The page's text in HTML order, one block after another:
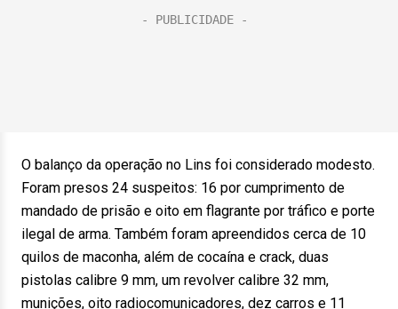
O balanço da operação no Lins foi considerado modesto.
Foram presos 24 suspeitos: 16 por cumprimento de
mandado de prisão e oito em flagrante por tráfico e porte
ilegal de arma. Também foram apreendidos cerca de 10
quilos de maconha, além de cocaína e crack, duas
pistolas calibre 9 mm, um revolver calibre 32 mm,
munições, oito radiocomunicadores, dez carros e 11